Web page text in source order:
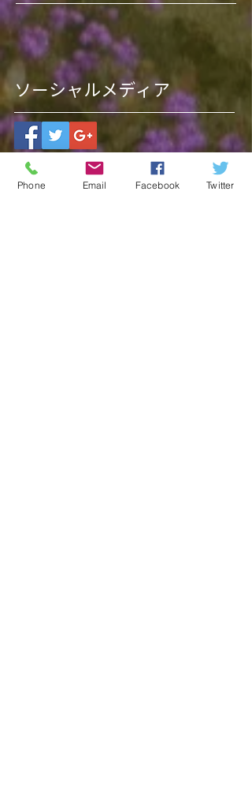
ソーシャルメディア
Phone Email Facebook Twitter